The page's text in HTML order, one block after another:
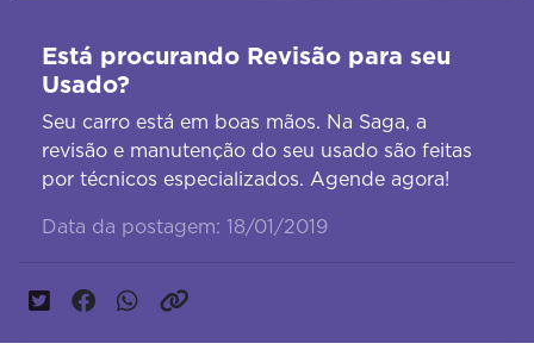
Está procurando Revisão para seu
Usado?
Seu carro está em boas mãos. Na Saga, a
revisão e manutenção do seu usado são feitas
por técnicos especializados. Agende agora!
Data da postagem: 18/01/2019